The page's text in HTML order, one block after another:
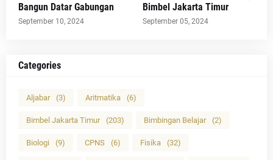
Bangun Datar Gabungan
September 10, 2024
Bimbel Jakarta Timur
September 05, 2024
Categories
Aljabar (3) Aritmatika (6)
Bimbel Jakarta Timur (203) Bimbingan Belajar (2)
Biologi (9) CPNS (6) Fisika (32)